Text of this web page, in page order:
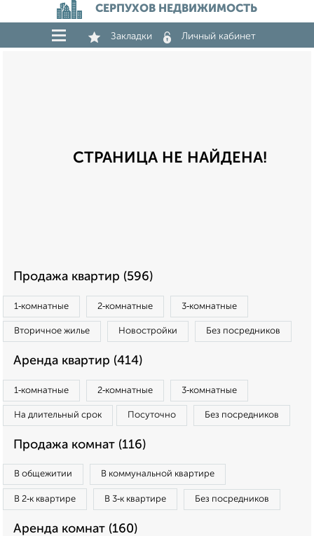
СЕРПУХОВ НЕДВИЖИМОСТЬ
Закладки Личный кабинет
СТРАНИЦА НЕ НАЙДЕНА!
Продажа квартир (596)
1‑комнатные 2‑комнатные 3‑комнатные
Вторичное жилье Новостройки Без посредников
Аренда квартир (414)
1‑комнатные 2‑комнатные 3‑комнатные
На длительный срок Посуточно Без посредников
Продажа комнат (116)
В общежитии В коммунальной квартире
В 2‑к квартире В 3‑к квартире Без посредников
Аренда комнат (160)